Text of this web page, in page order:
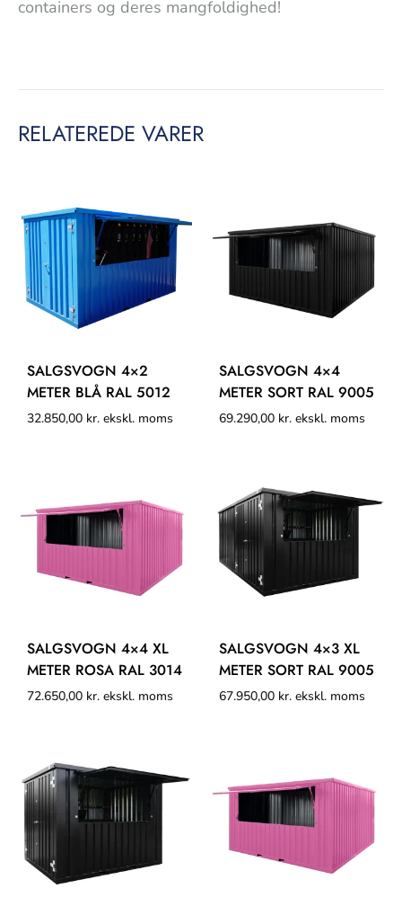
containers og deres mangfoldighed!
RELATEREDE VARER
SALGSVOGN 4×2
METER BLÅ RAL 5012
32.850,00 kr. ekskl. moms
SALGSVOGN 4×4
METER SORT RAL 9005
69.290,00 kr. ekskl. moms
SALGSVOGN 4×4 XL
METER ROSA RAL 3014
72.650,00 kr. ekskl. moms
SALGSVOGN 4×3 XL
METER SORT RAL 9005
67.950,00 kr. ekskl. moms